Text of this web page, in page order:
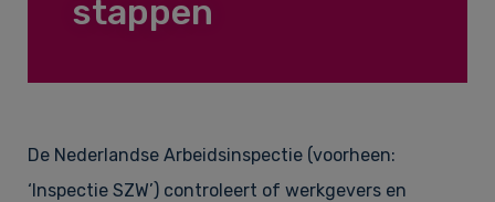
Arbeidsrecht & Arbeidsmigratie­recht
Tarieven
Vacatures
Contact
stappen
De Nederlandse Arbeidsinspectie (voorheen:
‘Inspectie SZW’) controleert of werkgevers en